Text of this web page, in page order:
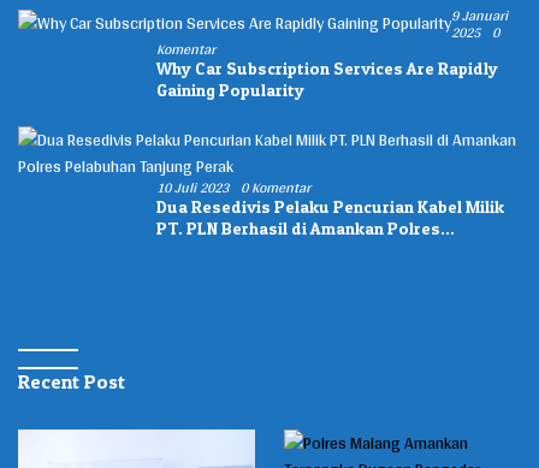
9 Januari
2025 0
Komentar
Why Car Subscription Services Are Rapidly
Gaining Popularity
10 Juli 2023 0 Komentar
Dua Resedivis Pelaku Pencurian Kabel Milik
PT. PLN Berhasil di Amankan Polres
Recent Post